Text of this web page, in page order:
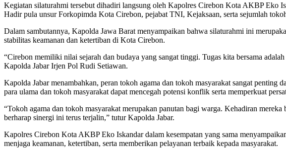
Kegiatan silaturahmi tersebut dihadiri langsung oleh Kapolres Cirebon Kota AKBP Eko
Hadir pula unsur Forkopimda Kota Cirebon, pejabat TNI, Kejaksaan, serta sejumlah
Dalam sambutannya, Kapolda Jawa Barat menyampaikan bahwa silaturahmi ini
stabilitas keamanan dan ketertiban di Kota Cirebon.
“Cirebon memiliki nilai sejarah dan budaya yang sangat tinggi. Tugas kita bersama
Kapolda Jabar Irjen Pol Rudi Setiawan.
Kapolda Jabar menambahkan, peran tokoh agama dan tokoh masyarakat sangat penting
para ulama dan tokoh masyarakat dapat mencegah potensi konflik serta memperkuat
“Tokoh agama dan tokoh masyarakat merupakan panutan bagi warga. Kehadiran
berharap sinergi ini terus terjalin,” tutur Kapolda Jabar.
Kapolres Cirebon Kota AKBP Eko Iskandar dalam kesempatan yang sama
menjaga keamanan, ketertiban, serta memberikan pelayanan terbaik kepada masyarakat.